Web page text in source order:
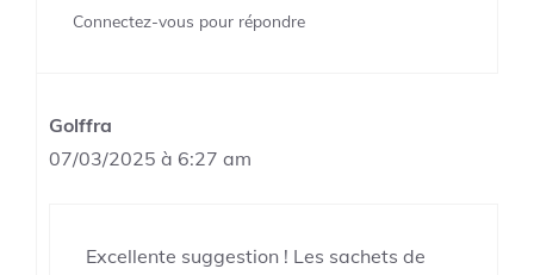
Connectez-vous pour répondre
Golffra
07/03/2025 à 6:27 am
Excellente suggestion ! Les sachets de